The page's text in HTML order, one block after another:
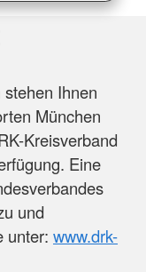
Ihnen
München
Kreisverband
Eine
und
unter: www.drk-